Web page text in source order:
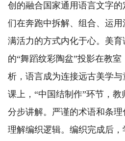
创的融合国家通用语言文字
们在奔跑中拆解、组合、运
满活力的方式内化于心。美
的“舞蹈纹彩陶盆”投影在教
析，语言成为连接远古美学
课上，“中国结制作”环节，
分步讲解。严谨的术语和条
理解编织逻辑。编织完成后，